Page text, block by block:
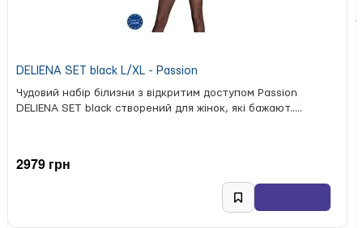
DELIENA SET black L/XL - Passion
Чудовий набір білизни з відкритим доступом Passion
DELIENA SET black створений для жінок, які бажают.....
2979 грн